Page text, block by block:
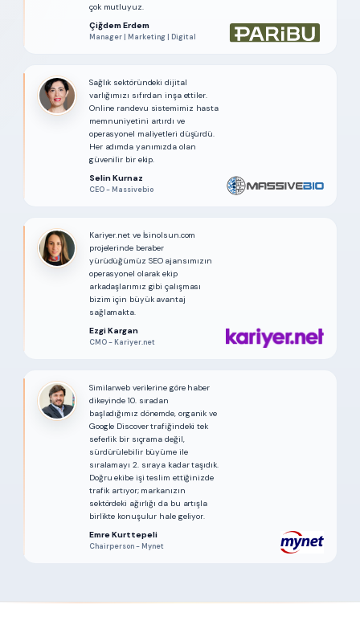
çok mutluyuz.
Çiğdem Erdem
Manager | Marketing | Digital
Sağlık sektöründeki dijital
varlığımızı sıfırdan inşa ettiler.
Online randevu sistemimiz hasta
memnuniyetini artırdı ve
operasyonel maliyetleri düşürdü.
Her adımda yanımızda olan
güvenilir bir ekip.
Selin Kurnaz
CEO - Massivebio
Kariyer.net ve İsinolsun.com
projelerinde beraber
yürüdüğümüz SEO ajansımızın
operasyonel olarak ekip
arkadaşlarımız gibi çalışması
bizim için büyük avantaj
sağlamakta.
Ezgi Kargan
CMO - Kariyer.net
Similarweb verilerine göre haber
dikeyinde 10. sıradan
başladığımız dönemde, organik ve
Google Discover trafiğindeki tek
seferlik bir sıçrama değil,
sürdürülebilir büyüme ile
sıralamayı 2. sıraya kadar taşıdık.
Doğru ekibe işi teslim ettiğinizde
trafik artıyor; markanızın
sektördeki ağırlığı da bu artışla
birlikte konuşulur hale geliyor.
Emre Kurttepeli
Chairperson - Mynet